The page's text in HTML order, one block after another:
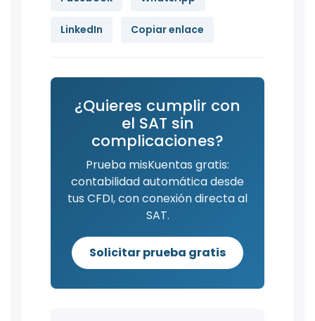
LinkedIn Copiar enlace
¿Quieres cumplir con
el SAT sin
complicaciones?
Prueba misKuentas gratis:
contabilidad automática desde
tus CFDI, con conexión directa al
SAT.
Solicitar prueba gratis